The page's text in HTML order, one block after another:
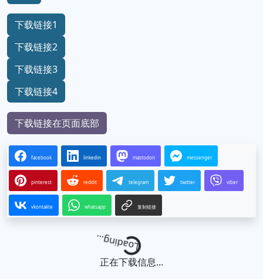
下载链接1
下载链接2
下载链接3
下载链接4
下载链接在页面底部
facebook linkedin mastodon messenger
pinterest reddit telegram twitter viber
vkontakte whatsapp 复制链接
Loading...
正在下载信息...